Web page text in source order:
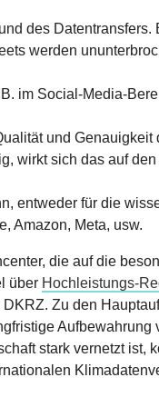
des Datentransfers.
werden
im Social-Media-
und
wirkt sich das auf
entweder für die
Amazon, Meta, usw.
die auf die
über Hochleistungs-
Zu den
Aufbewahrung
stark vernetzt ist,